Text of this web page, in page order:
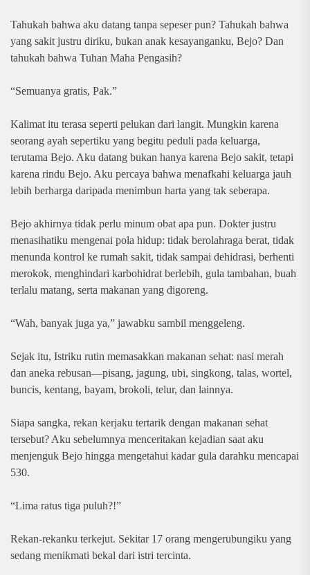
Tahukah bahwa aku datang tanpa sepeser pun? Tahukah bahwa
yang sakit justru diriku, bukan anak kesayanganku, Bejo? Dan
tahukah bahwa Tuhan Maha Pengasih?
“Semuanya gratis, Pak.”
Kalimat itu terasa seperti pelukan dari langit. Mungkin karena
seorang ayah sepertiku yang begitu peduli pada keluarga,
terutama Bejo. Aku datang bukan hanya karena Bejo sakit, tetapi
karena rindu Bejo. Aku percaya bahwa menafkahi keluarga jauh
lebih berharga daripada menimbun harta yang tak seberapa.
Bejo akhirnya tidak perlu minum obat apa pun. Dokter justru
menasihatiku mengenai pola hidup: tidak berolahraga berat, tidak
menunda kontrol ke rumah sakit, tidak sampai dehidrasi, berhenti
merokok, menghindari karbohidrat berlebih, gula tambahan, buah
terlalu matang, serta makanan yang digoreng.
“Wah, banyak juga ya,” jawabku sambil menggeleng.
Sejak itu, Istriku rutin memasakkan makanan sehat: nasi merah
dan aneka rebusan—pisang, jagung, ubi, singkong, talas, wortel,
buncis, kentang, bayam, brokoli, telur, dan lainnya.
Siapa sangka, rekan kerjaku tertarik dengan makanan sehat
tersebut? Aku sebelumnya menceritakan kejadian saat aku
menjenguk Bejo hingga mengetahui kadar gula darahku mencapai
530.
“Lima ratus tiga puluh?!”
Rekan-rekanku terkejut. Sekitar 17 orang mengerubungiku yang
sedang menikmati bekal dari istri tercinta.